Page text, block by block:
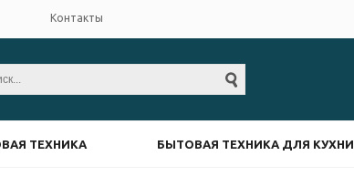
Контакты
ТЕХНИКА БЫТОВАЯ ТЕХНИКА ДЛЯ КУХНИ